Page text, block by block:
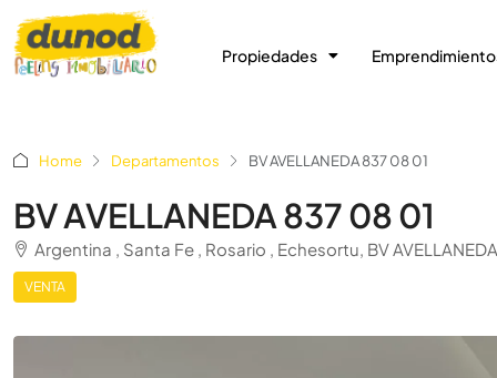
Propiedades
Home Departamentos BV AVELLANEDA 837 08 01
BV AVELLANEDA 837 08 01
Argentina , Santa Fe , Rosario , Echesortu, BV
VENTA